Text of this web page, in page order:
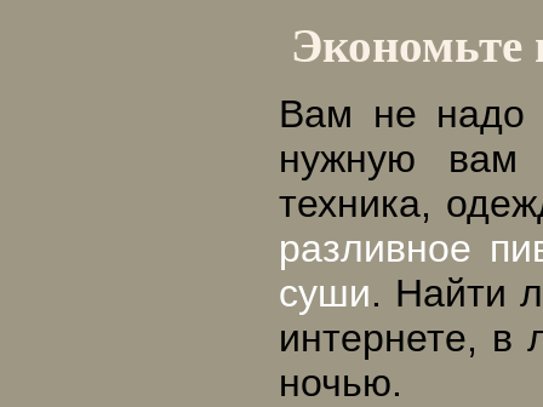
Экономьте
Вам не надо
нужную вам
техника,
разливное
суши. Найти
интернете,
ночью.